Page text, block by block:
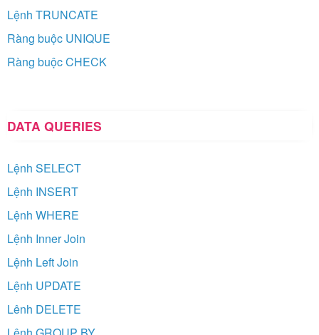
Lệnh TRUNCATE
Ràng buộc UNIQUE
Ràng buộc CHECK
DATA QUERIES
Lệnh SELECT
Lệnh INSERT
Lệnh WHERE
Lệnh Inner Join
Lệnh Left Join
Lệnh UPDATE
Lênh DELETE